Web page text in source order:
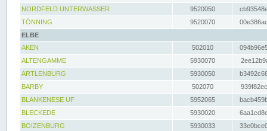
NORDFELD UNTERWASSER
9520050
TÖNNING
9520070
ELBE
AKEN
502010
ALTENGAMME
5930070
ARTLENBURG
5930050
BARBY
502070
BLANKENESE UF
5952065
BLECKEDE
5930020
BOIZENBURG
5930033